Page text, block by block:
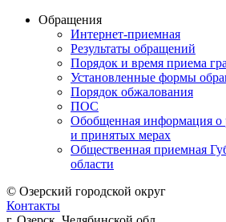
Обращения
Интернет-приемная
Результаты обращений
Порядок и время приема
Установленные формы
Порядок обжалования
ПОС
Обобщенная информация о
и принятых мерах
Общественная приемная
области
© Озерский городской округ
Контакты